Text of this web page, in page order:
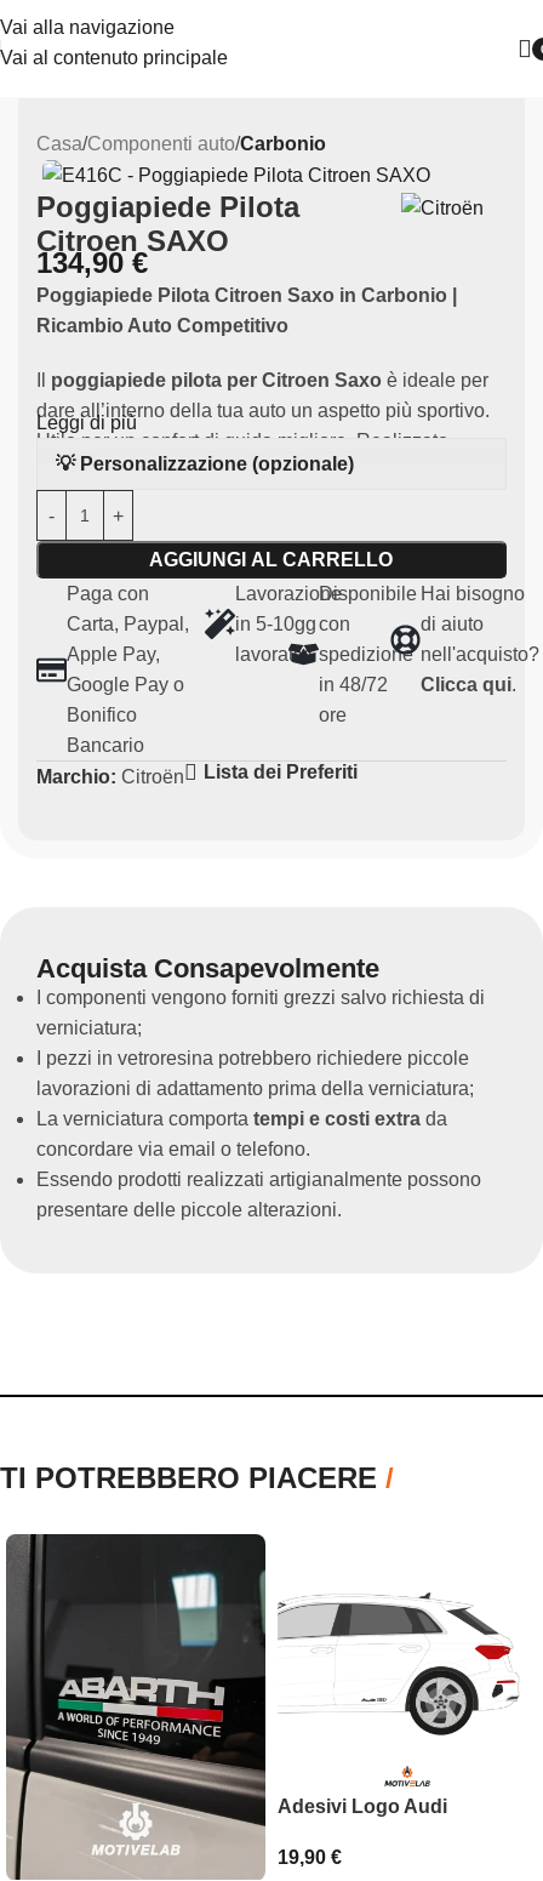
Vai alla navigazione
Vai al contenuto principale
Casa Componenti auto Carbonio
Poggiapiede Pilota
Citroen SAXO
134,90 €
Poggiapiede Pilota Citroen Saxo in Carbonio |
Ricambio Auto Competitivo
poggiapiede pilota per Citroen Saxo è ideale per
dare all’interno della tua auto un aspetto più sportivo.
Utile per un confort di guida migliore. Realizzato
carbonio di alta qualità, questo componente è
Caratteristiche principali:
Materiale:carbonio resistente e leggero
Compatibilità:
Citroen Saxo
Uso:Particolari per uso agonistico e regolarità (non
omologato per uso su strada)
Ricambio non originale
Il poggiapiede in carbonio permette di creare un look
Leggi di più
💡 Personalizzazione (opzionale)
AGGIUNGI AL CARRELLO
Paga con
Carta, Paypal,
Apple Pay,
Google Pay o
Bonifico
Bancario
Lavorazione
in 5-10gg
lavorativi
Disponibile
con
spedizione
in 48/72
ore
Hai bisogno
di aiuto
nell'acquisto?
Clicca qui.
Marchio: Citroën Lista dei Preferiti
Acquista Consapevolmente
I componenti vengono forniti grezzi salvo richiesta di
verniciatura;
I pezzi in vetroresina potrebbero richiedere piccole
lavorazioni di adattamento prima della verniciatura;
La verniciatura comporta tempi e costi extra da
concordare via email o telefono.
Essendo prodotti realizzati artigianalmente possono
presentare delle piccole alterazioni.
TI POTREBBERO PIACERE /
Adesivi Logo Audi
19,90 €